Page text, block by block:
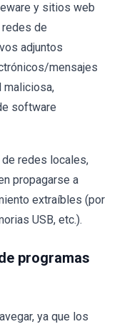
y sitios web
de
adjuntos
mensajes
maliciosa,
software
redes locales,
propagarse a
extraíbles (por
USB, etc.).
programas
ya que los